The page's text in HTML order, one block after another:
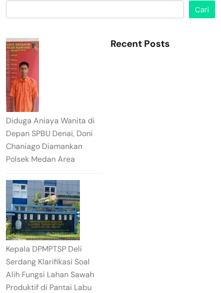
Cari
Diduga Aniaya Wanita di
Depan SPBU Denai, Doni
Chaniago Diamankan
Polsek Medan Area
Kepala DPMPTSP Deli
Serdang Klarifikasi Soal
Alih Fungsi Lahan Sawah
Produktif di Pantai Labu
Recent Posts